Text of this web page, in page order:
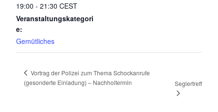
19:00 - 21:30CEST
Veranstaltungskategori
e:
Gemütliches
Vortrag der Polizei zum Thema Schockanrufe
(gesonderte Einladung) – Nachholtermin
Seglertreff